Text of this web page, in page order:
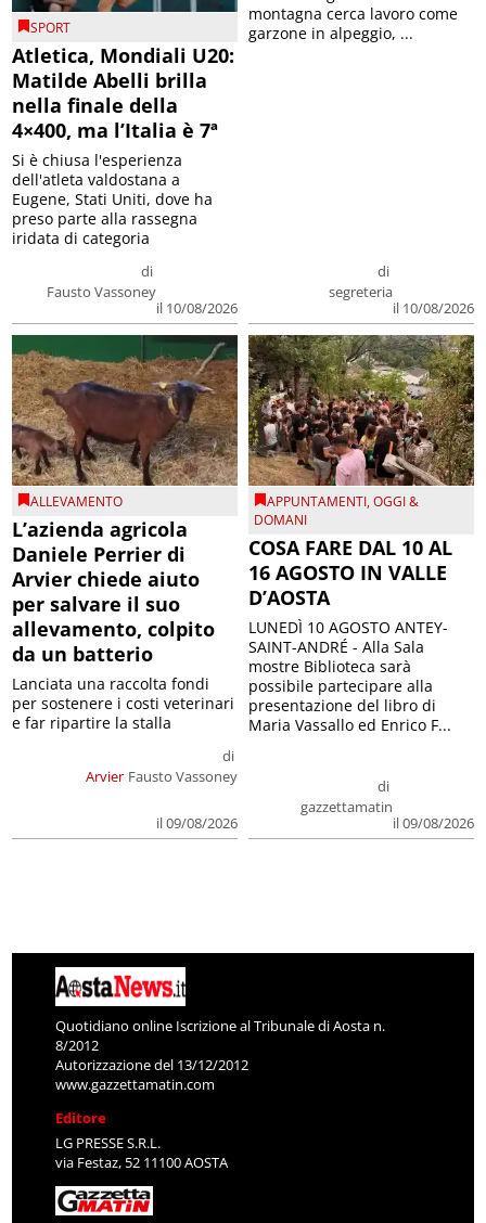
SPORT
Atletica, Mondiali U20:
Matilde Abelli brilla
nella finale della
4×400, ma l’Italia è 7ª
di
Fausto Vassoney
il 10/08/2026
Si è chiusa l'esperienza
dell'atleta valdostana a
Eugene, Stati Uniti, dove ha
preso parte alla rassegna
iridata di categoria
di
segreteria
il 10/08/2026
montagna cerca lavoro come
garzone in alpeggio, ...
ALLEVAMENTO
L’azienda agricola
Daniele Perrier di
Arvier chiede aiuto
per salvare il suo
allevamento, colpito
da un batterio
Arvier
di
Fausto Vassoney
il 09/08/2026
Lanciata una raccolta fondi
per sostenere i costi veterinari
e far ripartire la stalla
APPUNTAMENTI,OGGI &
DOMANI
COSA FARE DAL 10 AL
16 AGOSTO IN VALLE
D’AOSTA
di
gazzettamatin
il 09/08/2026
LUNEDÌ 10 AGOSTO ANTEY-
SAINT-ANDRÉ - Alla Sala
mostre Biblioteca sarà
possibile partecipare alla
presentazione del libro di
Maria Vassallo ed Enrico F...
Quotidiano online Iscrizione al Tribunale di Aosta n.
8/2012
Autorizzazione del 13/12/2012
www.gazzettamatin.com
Editore
LG PRESSE S.R.L.
via Festaz, 52 11100 AOSTA